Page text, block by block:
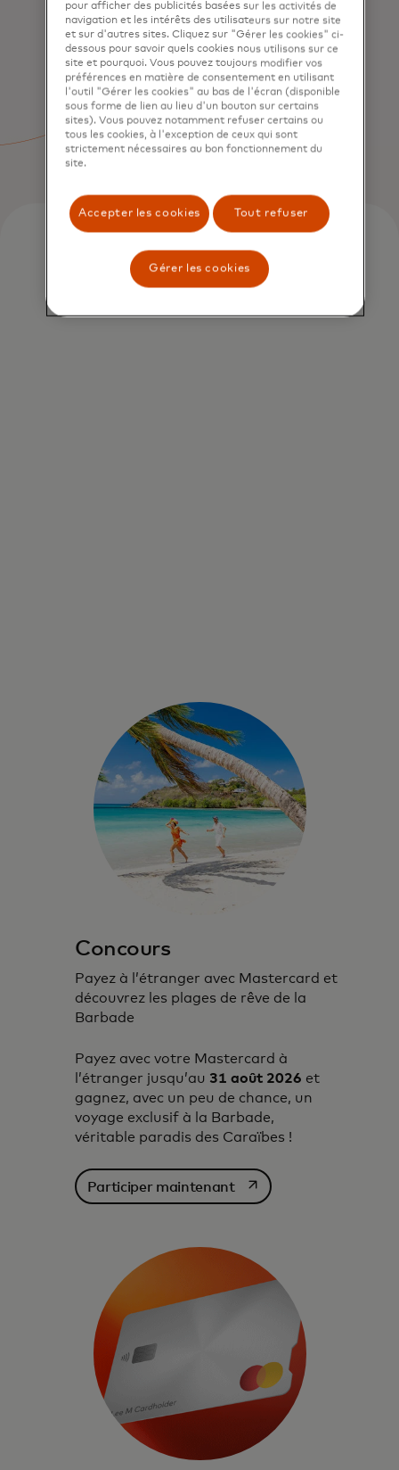
SERVICES
Finance ouverte
récompenses et le pouvoir d’achat qui
vous accompagnent là où vous vivez – et
là où vous allez.
En savoir plus
Concours
Payez à l’étranger avec Mastercard et
découvrez les plages de rêve de la
Barbade
Payez avec votre Mastercard à
l’étranger jusqu’au 31 août 2026 et
gagnez, avec un peu de chance, un
voyage exclusif à la Barbade,
véritable paradis des Caraïbes !
Participer maintenants’ouvre dans un nouvel
pour afficher des publicités basées sur les activités de
navigation et les intérêts des utilisateurs sur notre site
et sur d'autres sites. Cliquez sur "Gérer les cookies" ci-
dessous pour savoir quels cookies nous utilisons sur ce
site et pourquoi. Vous pouvez toujours modifier vos
préférences en matière de consentement en utilisant
l'outil "Gérer les cookies" au bas de l'écran (disponible
sous forme de lien au lieu d'un bouton sur certains
sites). Vous pouvez notamment refuser certains ou
tous les cookies, à l'exception de ceux qui sont
strictement nécessaires au bon fonctionnement du
site.
Accepter les cookies Tout refuser
Gérer les cookies